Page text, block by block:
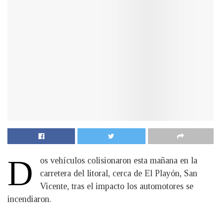
D
os vehículos colisionaron esta mañana en la
carretera del litoral, cerca de El Playón, San
Vicente, tras el impacto los automotores se
incendiaron.